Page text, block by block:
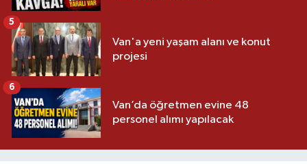
Van'a yeni yaşam alanı ve konut
projesi
5
Van’da öğretmen evine 48
personel alımı yapılacak
6